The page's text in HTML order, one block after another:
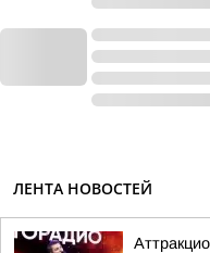
ЛЕНТА НОВОСТЕЙ